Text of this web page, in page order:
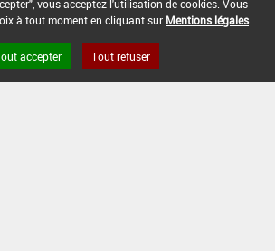
vous acceptez l'utilisation de cookies. Vous
à tout moment en cliquant sur Mentions légales
accepter Tout refuser